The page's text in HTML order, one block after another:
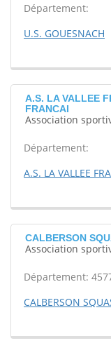
Département:
U.S. GOUESNACH
A.S. LA VALLEE
FRANCAI
Association
Département:
A.S. LA VALLEE
CALBERSON
Association
Département:
CALBERSON